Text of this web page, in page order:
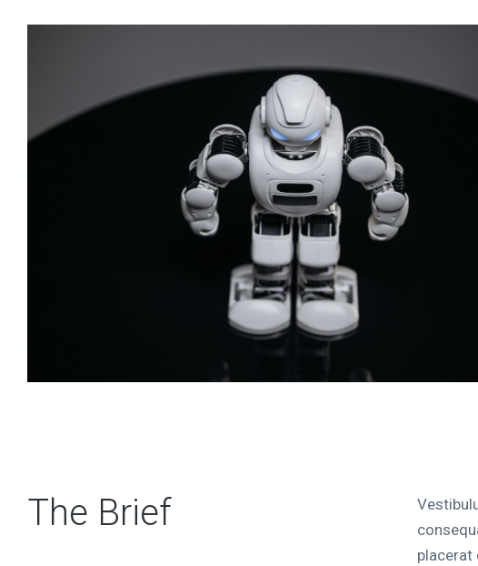
The Brief
placerat